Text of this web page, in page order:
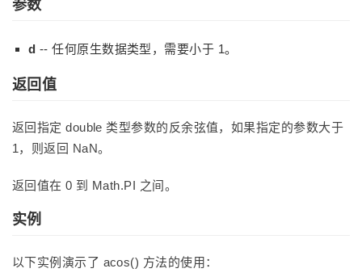
参数
d -- 任何原生数据类型，需要小于 1。
返回值
返回指定 double 类型参数的反余弦值，如果指定的参数大于
1，则返回 NaN。
返回值在 0 到 Math.PI 之间。
实例
以下实例演示了 acos() 方法的使用：